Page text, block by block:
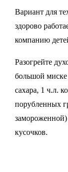
Вариант для
здорово
компанию
Разогрейте
большой миске
сахара, 1 ч.л.
порубленных
кусочков.